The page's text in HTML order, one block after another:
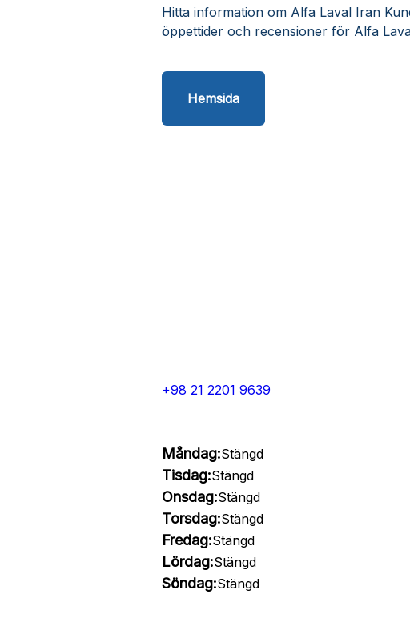
Hitta information om Alfa Laval Iran
öppettider och recensioner för Alfa
Hemsida
+98 21 2201 9639
Måndag:Stängd
Tisdag:Stängd
Onsdag:Stängd
Torsdag:Stängd
Fredag:Stängd
Lördag:Stängd
Söndag:Stängd